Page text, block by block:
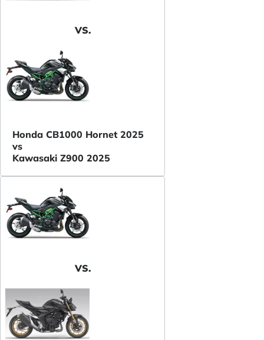
VS.
Honda CB1000 Hornet 2025
vs
Kawasaki Z900 2025
VS.